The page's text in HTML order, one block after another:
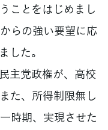
ことをはじめまし
らの強い要望に応
した。
主党政権が、高校
た、所得制限無し
時期、実現させた